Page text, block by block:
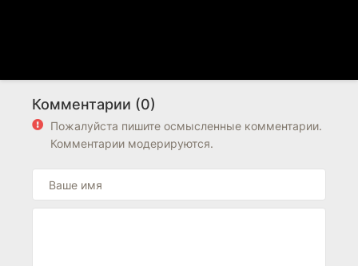
Комментарии (0)
Пожалуйста пишите осмысленные комментарии.
Комментарии модерируются.